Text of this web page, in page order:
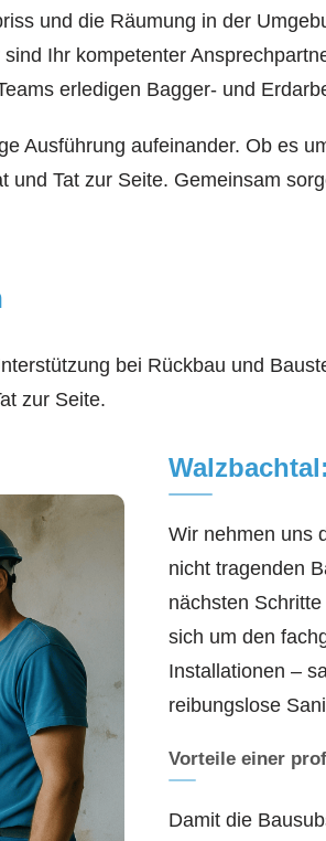
und die Räumung in der
Ihr kompetenter
erledigen Bagger- und
Ausführung aufeinander. Ob es
Tat zur Seite. Gemeinsam
bei Rückbau und
zur Seite.
Wir nehmen uns
nicht tragenden
nächsten
sich um den
Installationen –
reibungslose
Vorteile einer
Damit die